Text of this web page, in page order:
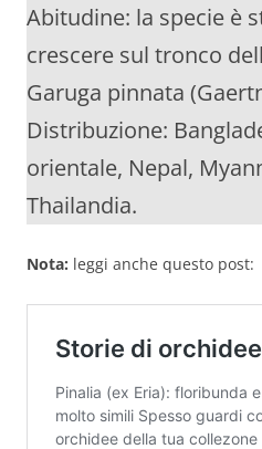
Abitudine: la specie è
crescere sul tronco
Garuga pinnata
Distribuzione:
orientale, Nepal,
Thailandia.
Nota: leggi anche questo post: